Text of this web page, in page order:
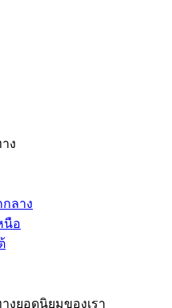
ง
ลาง
นือ
งยอดนิยมของเรา